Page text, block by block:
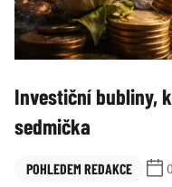
Investiční bubliny,
sedmička
POHLEDEM REDAKCE